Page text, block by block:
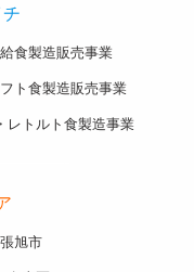
食製造販売事業
ト食製造販売事業
トルト食製造事業
旭市